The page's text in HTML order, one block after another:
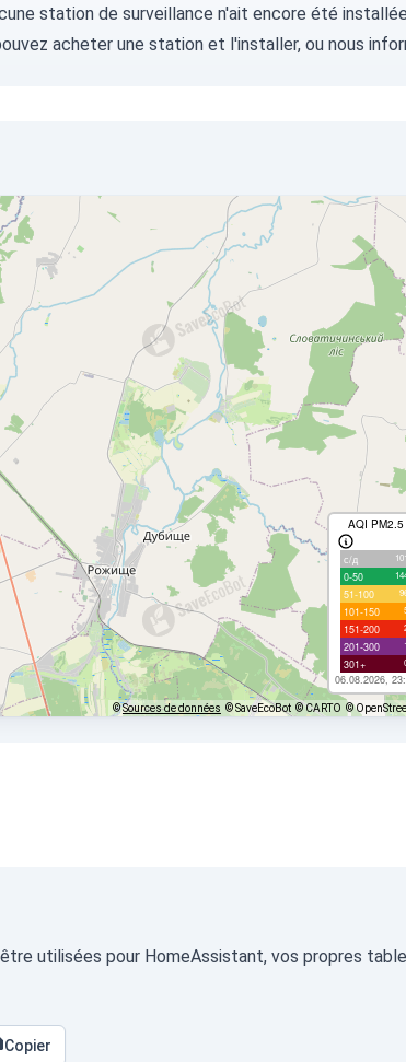
station de surveillance n'ait encore été
acheter une stationet l'installer, ou nous
AQI PM2.5
с/д 101
0-50
51-100
101-150
151-200
201-300 1
301+
06.08.2026,
©Sources de données © SaveEcoBot © CARTO ©
utilisées pour HomeAssistant, vos propres
Copier